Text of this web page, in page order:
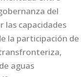
del
las capacidades
la participación de
aguas